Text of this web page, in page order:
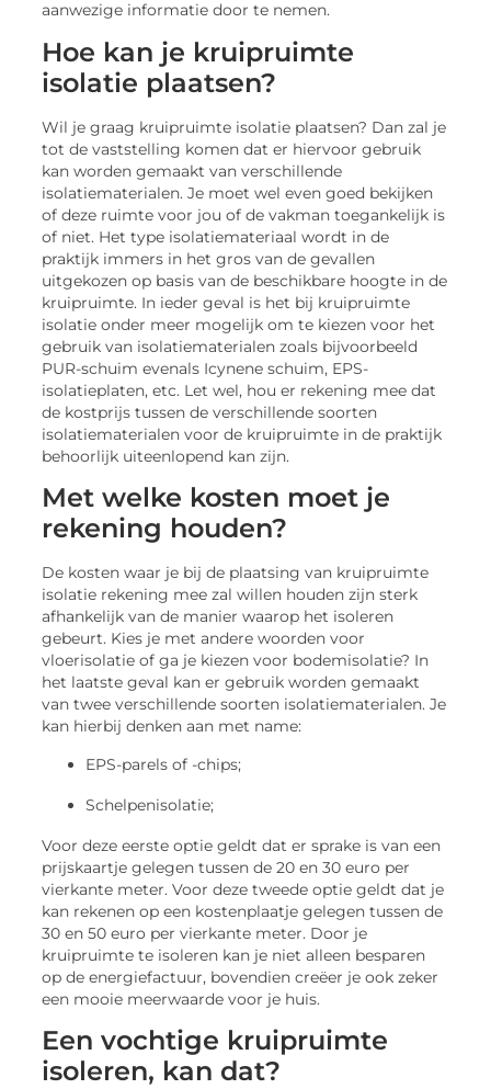
aanwezige informatie door te nemen.
Hoe kan je kruipruimte
isolatie plaatsen?
Wil je graag kruipruimte isolatie plaatsen? Dan zal je
tot de vaststelling komen dat er hiervoor gebruik
kan worden gemaakt van verschillende
isolatiematerialen. Je moet wel even goed bekijken
of deze ruimte voor jou of de vakman toegankelijk is
of niet. Het type isolatiemateriaal wordt in de
praktijk immers in het gros van de gevallen
uitgekozen op basis van de beschikbare hoogte in de
kruipruimte. In ieder geval is het bij kruipruimte
isolatie onder meer mogelijk om te kiezen voor het
gebruik van isolatiematerialen zoals bijvoorbeeld
PUR-schuim evenals Icynene schuim, EPS-
isolatieplaten, etc. Let wel, hou er rekening mee dat
de kostprijs tussen de verschillende soorten
isolatiematerialen voor de kruipruimte in de praktijk
behoorlijk uiteenlopend kan zijn.
Met welke kosten moet je
rekening houden?
De kosten waar je bij de plaatsing van kruipruimte
isolatie rekening mee zal willen houden zijn sterk
afhankelijk van de manier waarop het isoleren
gebeurt. Kies je met andere woorden voor
vloerisolatie of ga je kiezen voor bodemisolatie? In
het laatste geval kan er gebruik worden gemaakt
van twee verschillende soorten isolatiematerialen. Je
kan hierbij denken aan met name:
EPS-parels of -chips;
Schelpenisolatie;
Voor deze eerste optie geldt dat er sprake is van een
prijskaartje gelegen tussen de 20 en 30 euro per
vierkante meter. Voor deze tweede optie geldt dat je
kan rekenen op een kostenplaatje gelegen tussen de
30 en 50 euro per vierkante meter. Door je
kruipruimte te isoleren kan je niet alleen besparen
op de energiefactuur, bovendien creëer je ook zeker
een mooie meerwaarde voor je huis.
Een vochtige kruipruimte
isoleren, kan dat?